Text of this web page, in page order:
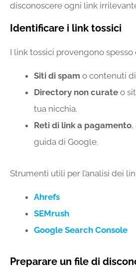
disconoscere ogni link
Identificare i link tossici
I link tossici provengono spesso
Siti di spam o contenuti
Directory non curate o
tua nicchia.
Reti di link a pagamento
guida di Google.
Strumenti utili per l’analisi dei
Ahrefs
SEMrush
Google Search Console
Preparare un file di